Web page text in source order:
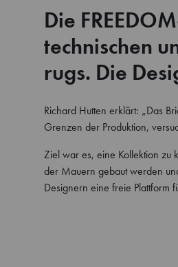
Die
technischen
rugs. Die
Richard Hutten erklärt: „Das
Grenzen der Produktion,
Ziel war es, eine Kollektion zu
der Mauern gebaut werden
Designern eine freie Plattform